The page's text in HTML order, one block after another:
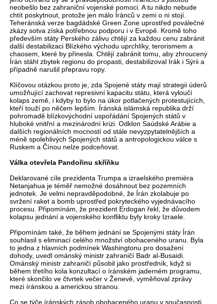
neobešlo bez zahraniční vojenské pomoci. A tu nikdo nebude
chtít poskytnout, protože jen málo Íránců v zemi o ni stojí.
Teheránská verze bagdádské Green Zone uprostřed poválečné
zkázy sotva získá potřebnou podporu i v Evropě. Kromě toho
především státy Perského zálivu chtějí za každou cenu zabránit
další destabilizaci Blízkého východu uprchlíky, terorismem a
chaosem, které by přinesla. Chtějí zabránit tomu, aby zhroucený
Írán stáhl zbytek regionu do propasti, destabilizoval Irák i Sýrii a
případně narušil přepravu ropy.
Klíčovou otázkou proto je, zda Spojené státy mají strategii úderů
umožňující zachovat represivní kapacitu státu, která vyloučí
kolaps země, i kdyby to bylo na úkor potlačených protestujících,
kteří touží po něčem lepším. Íránská islámská republika drží
pohromadě blízkovýchodní uspořádání Spojených států v
hluboké vnitřní a mezinárodní krizi. Odklon Saúdské Arábie a
dalších regionálních mocností od stále nevyzpytatelnějších a
méně spolehlivých Spojených států a antropologickou válce s
Ruskem a Čínou nelze podceňovat.
Válka otevřela Pandořinu skříňku
Deklarované cíle prezidenta Trumpa a izraelského premiéra
Netanjahua je téměř nemožné dosáhnout bez pozemních
jednotek. Je velmi nepravděpodobné, že Írán zkolabuje po
svržení raket a bomb uprostřed pokryteckého vyjednávacího
procesu. Připomínám, že prezident Erdogan řekl, že důvodem
kolapsu jednání a vojenského konfliktu byly kroky Izraele.
Připomínám také, že během jednání se Spojenými státy Írán
souhlasil s eliminací celého množství obohaceného uranu. Byla
to jedna z hlavních podmínek Washingtonu pro dosažení
dohody, uvedl ománský ministr zahraničí Badr al-Busaidi.
Ománský ministr zahraničí působil jako prostředník, když si
během třetího kola konzultací o íránském jaderném programu,
které skončilo ve čtvrtek večer v Ženevě, vyměňoval zprávy
mezi íránskou a americkou stranou.
Co se týče íránských zásob obohaceného uranu v současnosti,